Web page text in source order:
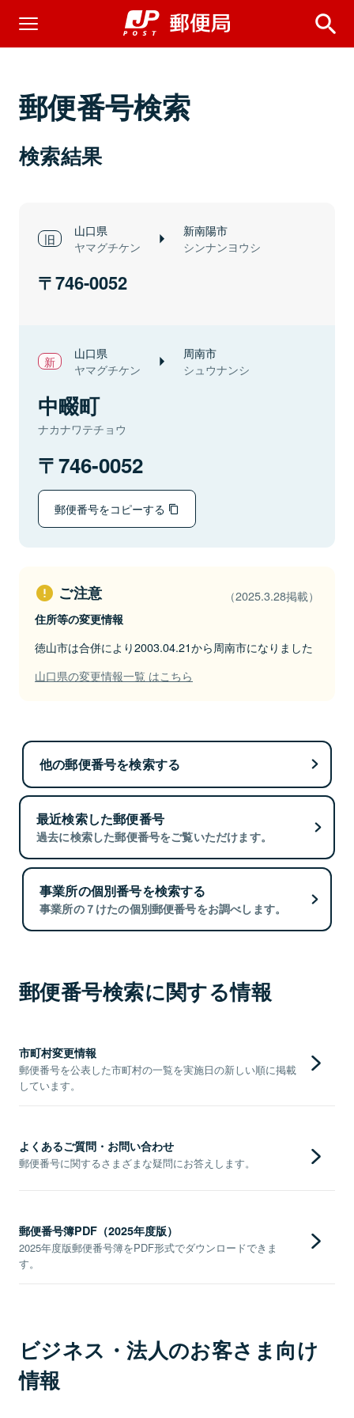
郵便番号検索
検索結果
山口県
ヤマグチケン
新南陽市
シンナンヨウシ
746-0052
山口県
ヤマグチケン
周南市
シュウナンシ
中畷町
ナカナワテチョウ
746-0052
郵便番号をコピーする
ご注意 （2025.3.28掲載）
住所等の変更情報
徳山市は合併により2003.04.21から周南市になりました
山口県の変更情報一覧 はこちら
他の郵便番号を検索する
最近検索した郵便番号
過去に検索した郵便番号をご覧いただけます。
事業所の個別番号を検索する
事業所の７けたの個別郵便番号をお調べします。
郵便番号検索に関する情報
市町村変更情報
郵便番号を公表した市町村の一覧を実施日の新しい順に掲載
しています。
よくあるご質問・お問い合わせ
郵便番号に関するさまざまな疑問にお答えします。
郵便番号簿PDF（2025年度版）
2025年度版郵便番号簿をPDF形式でダウンロードできま
す。
ビジネス・法人のお客さま向け
情報